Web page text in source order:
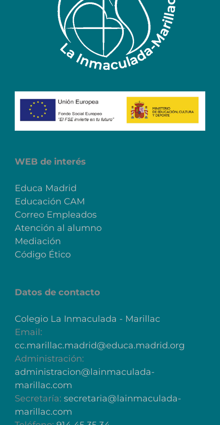
WEB de interés
Educa Madrid
Educación CAM
Correo Empleados
Atención al alumno
Mediación
Código Ético
Datos de contacto
Colegio La Inmaculada - Marillac
Email:
cc.marillac.madrid@educa.madrid.org
Administración:
administracion@lainmaculada-
marillac.com
Secretaría: secretaria@lainmaculada-
marillac.com